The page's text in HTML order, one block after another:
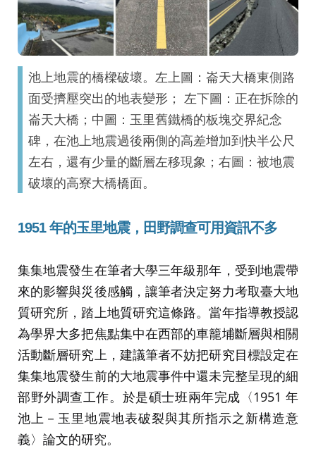
池上地震的橋樑破壞。左上圖：崙天大橋東側路
面受擠壓突出的地表變形； 左下圖：正在拆除的
崙天大橋；中圖：玉里舊鐵橋的板塊交界紀念
碑，在池上地震過後兩側的高差增加到快半公尺
左右，還有少量的斷層左移現象；右圖：被地震
破壞的高寮大橋橋面。
1951 年的玉里地震，田野調查可用資訊不多
集集地震發生在筆者大學三年級那年，受到地震帶
來的影響與災後感觸，讓筆者決定努力考取臺大地
質研究所，踏上地質研究這條路。當年指導教授認
為學界大多把焦點集中在西部的車籠埔斷層與相關
活動斷層研究上，建議筆者不妨把研究目標設定在
集集地震發生前的大地震事件中還未完整呈現的細
部野外調查工作。於是碩士班兩年完成〈1951 年
池上－玉里地震地表破裂與其所指示之新構造意
義〉論文的研究。